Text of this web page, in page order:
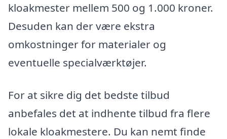
kloakmester mellem 500 og 1.000 kroner.
Desuden kan der være ekstra
omkostninger for materialer og
eventuelle specialværktøjer.
For at sikre dig det bedste tilbud
anbefales det at indhente tilbud fra flere
lokale kloakmestere. Du kan nemt finde